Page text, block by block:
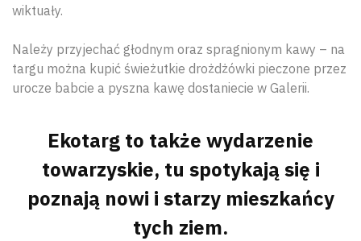
wiktuały.
Należy przyjechać głodnym oraz spragnionym kawy – na
targu można kupić świeżutkie drożdżówki pieczone przez
urocze babcie a pyszna kawę dostaniecie w Galerii.
Ekotarg to także wydarzenie
towarzyskie, tu spotykają się i
poznają nowi i starzy mieszkańcy
tych ziem.